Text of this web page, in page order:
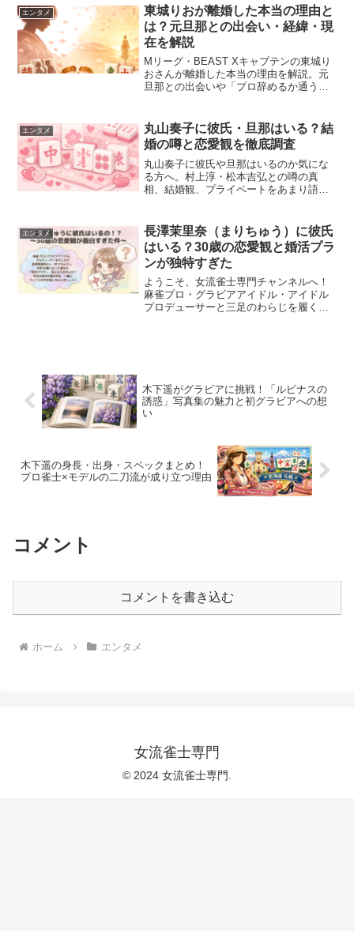
がら、プロ雀士とモデルを同時にこなせ
る理由まで深掘りします。木...
エンタメ
東城りおが離婚した本当の理由と
は？元旦那との出会い・経緯・現
在を解説
Mリーグ・BEAST Xキャプテンの東城り
おさんが離婚した本当の理由を解説。元
旦那との出会いや「プロ辞めるか通う
エンタメ
丸山奏子に彼氏・旦那はいる？結
婚の噂と恋愛観を徹底調査
丸山奏子に彼氏や旦那はいるのか気にな
る方へ。村上淳・松本吉弘との噂の真
相、結婚観、プライベートをあまり語ら
情"に迫ります。
エンタメ
長澤茉里奈（まりちゅう）に彼氏
はいる？30歳の恋愛観と婚活プラ
ンが独特すぎた
ようこそ、女流雀士専門チャンネルへ！
麻雀プロ・グラビアアイドル・アイドル
プロデューサーと三足のわらじを履くま
木下遥がグラビアに挑戦！「ルピナスの
誘惑」写真集の魅力と初グラビアへの想
い
木下遥の身長・出身・スペックまとめ！
プロ雀士×モデルの二刀流が成り立つ理由
コメント
コメントを書き込む
ホーム エンタメ
女流雀士専門
© 2024 女流雀士専門.